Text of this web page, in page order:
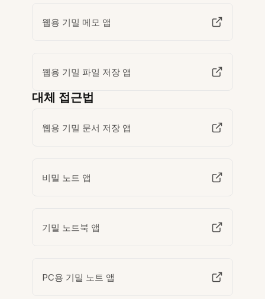
웹용 기밀 메모 앱
웹용 기밀 파일 저장 앱
대체 접근법
웹용 기밀 문서 저장 앱
비밀 노트 앱
기밀 노트북 앱
PC용 기밀 노트 앱